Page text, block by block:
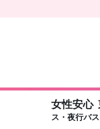
女性安心
ス・夜行バス